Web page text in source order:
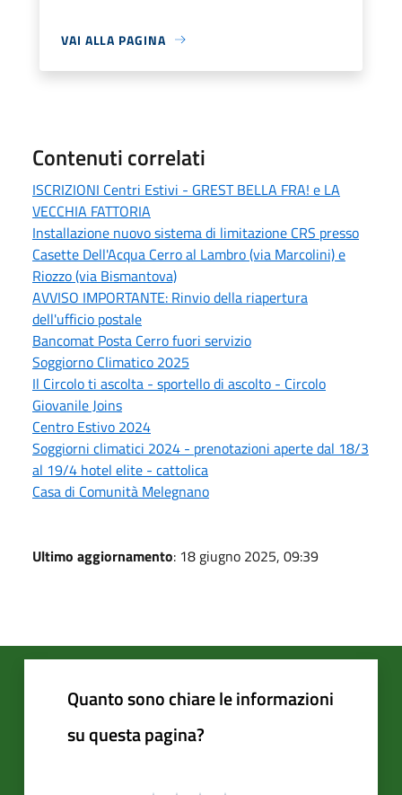
VAI ALLA PAGINA
Contenuti correlati
ISCRIZIONI Centri Estivi - GREST BELLA FRA! e LA
VECCHIA FATTORIA
Installazione nuovo sistema di limitazione CRS presso
Casette Dell'Acqua Cerro al Lambro (via Marcolini) e
Riozzo (via Bismantova)
AVVISO IMPORTANTE: Rinvio della riapertura
dell'ufficio postale
Bancomat Posta Cerro fuori servizio
Soggiorno Climatico 2025
Il Circolo ti ascolta - sportello di ascolto - Circolo
Giovanile Joins
Centro Estivo 2024
Soggiorni climatici 2024 - prenotazioni aperte dal 18/3
al 19/4 hotel elite - cattolica
Casa di Comunità Melegnano
Ultimo aggiornamento: 18 giugno 2025, 09:39
Quanto sono chiare le informazioni
su questa pagina?